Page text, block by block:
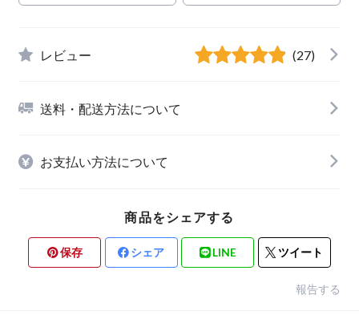
レビュー (27)
送料・配送方法について
お支払い方法について
商品をシェアする
保存 シェア LINE ツイート
報告する